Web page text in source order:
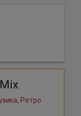
Ретро